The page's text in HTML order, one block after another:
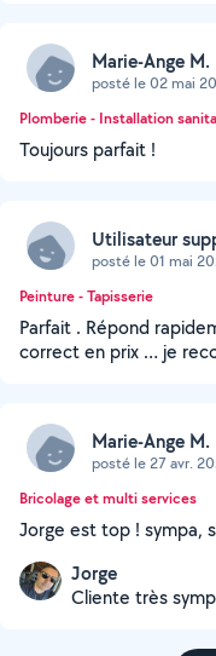
Marie-Ange M.
posté le 02 mai
Plomberie - Installation
Toujours parfait !
Utilisateur
posté le 01 mai
Peinture - Tapisserie
Parfait . Répond
correct en prix … je
Marie-Ange M.
posté le 27 avr.
Bricolage et multi services
Jorge est top ! sympa,
Jorge
Cliente très